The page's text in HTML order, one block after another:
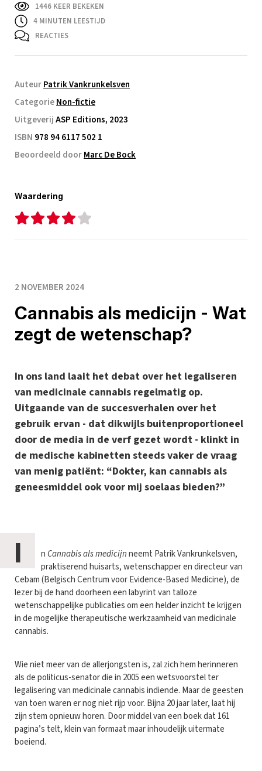
1446 KEER BEKEKEN
4 MINUTEN LEESTIJD
REACTIES
AuteurPatrik Vankrunkelsven
CategorieNon-fictie
UitgeverijASP Editions, 2023
ISBN 978 94 6117 502 1
Beoordeeld doorMarc De Bock
Waardering
2 NOVEMBER 2024
Cannabis als medicijn - Wat
zegt de wetenschap?
In ons land laait het debat over het legaliseren
van medicinale cannabis regelmatig op.
Uitgaande van de succesverhalen over het
gebruik ervan - dat dikwijls buitenproportioneel
door de media in de verf gezet wordt - klinkt in
de medische kabinetten steeds vaker de vraag
van menig patiënt: “Dokter, kan cannabis als
geneesmiddel ook voor mij soelaas bieden?”
I n Cannabis als medicijnneemt Patrik Vankrunkelsven,
praktiserend huisarts, wetenschapper en directeur van
Cebam (Belgisch Centrum voor Evidence-Based Medicine), de
lezer bij de hand doorheen een labyrint van talloze
wetenschappelijke publicaties om een helder inzicht te krijgen
in de mogelijke therapeutische werkzaamheid van medicinale
cannabis.
Wie niet meer van de allerjongsten is, zal zich hem herinneren
als de politicus-senator die in 2005 een wetsvoorstel ter
legalisering van medicinale cannabis indiende. Maar de geesten
van toen waren er nog niet rijp voor. Bijna 20 jaar later, laat hij
zijn stem opnieuw horen. Door middel van een boek dat 161
pagina’s telt, klein van formaat maar inhoudelijk uitermate
boeiend.